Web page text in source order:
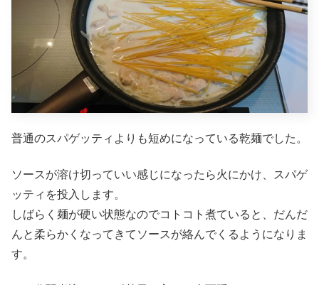
普通のスパゲッティよりも短めになっている乾麺でした。
ソースが溶け切っていい感じになったら火にかけ、スパゲ
ッティを投入します。
しばらく麺が硬い状態なのでコトコト煮ていると、だんだ
んと柔らかくなってきてソースが絡んでくるようになりま
す。